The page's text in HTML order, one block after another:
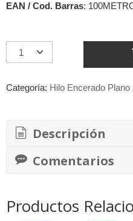
EAN / Cod. Barras:
Categoría: Hilo Encerado Plano
Descripción
Comentarios
Productos